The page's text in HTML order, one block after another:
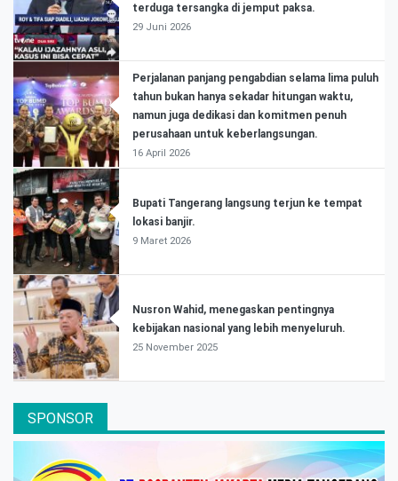
terduga tersangka di jemput paksa.
29 Juni 2026
Perjalanan panjang pengabdian selama lima puluh
tahun bukan hanya sekadar hitungan waktu,
namun juga dedikasi dan komitmen penuh
perusahaan untuk keberlangsungan.
16 April 2026
Bupati Tangerang langsung terjun ke tempat
lokasi banjir.
9 Maret 2026
Nusron Wahid, menegaskan pentingnya
kebijakan nasional yang lebih menyeluruh.
25 November 2025
SPONSOR